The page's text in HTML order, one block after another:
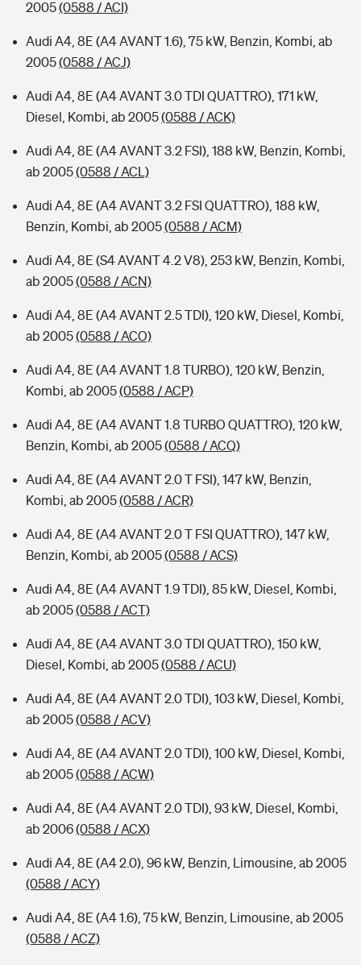
2005(0588 / ACI)
Audi A4, 8E (A4 AVANT 1.6), 75 kW, Benzin, Kombi, ab
2005(0588 / ACJ)
Audi A4, 8E (A4 AVANT 3.0 TDI QUATTRO), 171 kW,
Diesel, Kombi, ab 2005(0588 / ACK)
Audi A4, 8E (A4 AVANT 3.2 FSI), 188 kW, Benzin, Kombi,
ab 2005(0588 / ACL)
Audi A4, 8E (A4 AVANT 3.2 FSI QUATTRO), 188 kW,
Benzin, Kombi, ab 2005(0588 / ACM)
Audi A4, 8E (S4 AVANT 4.2 V8), 253 kW, Benzin, Kombi,
ab 2005(0588 / ACN)
Audi A4, 8E (A4 AVANT 2.5 TDI), 120 kW, Diesel, Kombi,
ab 2005(0588 / ACO)
Audi A4, 8E (A4 AVANT 1.8 TURBO), 120 kW, Benzin,
Kombi, ab 2005(0588 / ACP)
Audi A4, 8E (A4 AVANT 1.8 TURBO QUATTRO), 120 kW,
Benzin, Kombi, ab 2005(0588 / ACQ)
Audi A4, 8E (A4 AVANT 2.0 T FSI), 147 kW, Benzin,
Kombi, ab 2005(0588 / ACR)
Audi A4, 8E (A4 AVANT 2.0 T FSI QUATTRO), 147 kW,
Benzin, Kombi, ab 2005(0588 / ACS)
Audi A4, 8E (A4 AVANT 1.9 TDI), 85 kW, Diesel, Kombi,
ab 2005(0588 / ACT)
Audi A4, 8E (A4 AVANT 3.0 TDI QUATTRO), 150 kW,
Diesel, Kombi, ab 2005(0588 / ACU)
Audi A4, 8E (A4 AVANT 2.0 TDI), 103 kW, Diesel, Kombi,
ab 2005(0588 / ACV)
Audi A4, 8E (A4 AVANT 2.0 TDI), 100 kW, Diesel, Kombi,
ab 2005(0588 / ACW)
Audi A4, 8E (A4 AVANT 2.0 TDI), 93 kW, Diesel, Kombi,
ab 2006(0588 / ACX)
Audi A4, 8E (A4 2.0), 96 kW, Benzin, Limousine, ab 2005
(0588 / ACY)
Audi A4, 8E (A4 1.6), 75 kW, Benzin, Limousine, ab 2005
(0588 / ACZ)